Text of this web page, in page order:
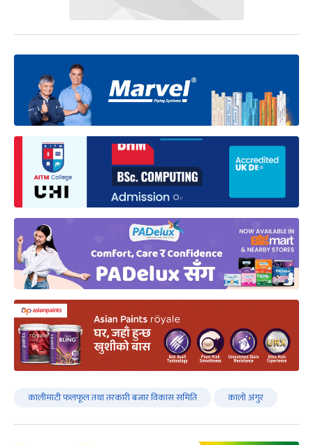
कालीमाटी फलफूल तथा तरकारी बजार विकास समिति कालो अंगुर